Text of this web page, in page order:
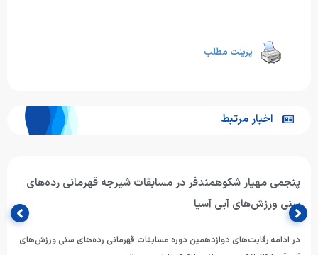
پرینت مطلب
اخبار مرتبط
پنجمی مهیار شکوهمندفر در مسابقات شیرجه قهرمانی رده‌های
سنی ورزش‌های آبی آسیا
در ادامه رقابت‌های دوازدهمین دوره مسابقات قهرمانی رده‌های سنی ورزش‌های